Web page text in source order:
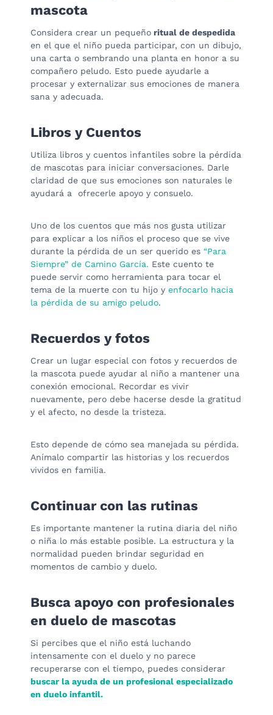
mascota
Considera crear un pequeño ritual de despedida
en el que el niño pueda participar, con un dibujo,
una carta o sembrando una planta en honor a su
compañero peludo. Esto puede ayudarle a
procesar y externalizar sus emociones de manera
sana y adecuada.
Libros y Cuentos
Utiliza libros y cuentos infantiles sobre la pérdida
de mascotas para iniciar conversaciones. Darle
claridad de que sus emociones son naturales le
ayudará a ofrecerle apoyo y consuelo.
Uno de los cuentos que más nos gusta utilizar
para explicar a los niños el proceso que se vive
durante la pérdida de un ser querido es “Para
Siempre” de Camino García. Este cuento te
puede servir como herramienta para tocar el
tema de la muerte con tu hijo y enfocarlo hacia
la pérdida de su amigo peludo.
Recuerdos y fotos
Crear un lugar especial con fotos y recuerdos de
la mascota puede ayudar al niño a mantener una
conexión emocional. Recordar es vivir
nuevamente, pero debe hacerse desde la gratitud
y el afecto, no desde la tristeza.
Esto depende de cómo sea manejada su pérdida.
Anímalo compartir las historias y los recuerdos
vividos en familia.
Continuar con las rutinas
Es importante mantener la rutina diaria del niño
o niña lo más estable posible. La estructura y la
normalidad pueden brindar seguridad en
momentos de cambio y duelo.
Busca apoyo con profesionales
en duelo de mascotas
Si percibes que el niño está luchando
intensamente con el duelo y no parece
recuperarse con el tiempo, puedes considerar
buscar la ayuda de un profesional especializado
en duelo infantil.